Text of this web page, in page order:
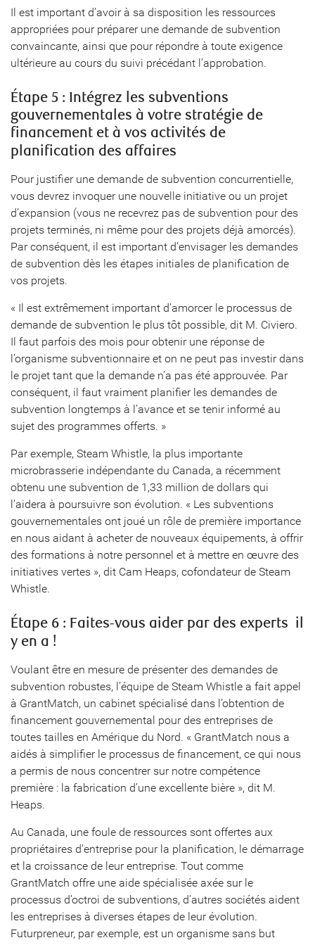
Il est important d’avoir à sa disposition les ressources
appropriées pour préparer une demande de subvention
convaincante, ainsi que pour répondre à toute exigence
ultérieure au cours du suivi précédant l’approbation.
Étape 5 : Intégrez les subventions
gouvernementales à votre stratégie de
financement et à vos activités de
planification des affaires
Pour justifier une demande de subvention concurrentielle,
vous devrez invoquer une nouvelle initiative ou un projet
d’expansion (vous ne recevrez pas de subvention pour des
projets terminés, ni même pour des projets déjà amorcés).
Par conséquent, il est important d’envisager les demandes
de subvention dès les étapes initiales de planification de
vos projets.
« Il est extrêmement important d’amorcer le processus de
demande de subvention le plus tôt possible, dit M. Civiero.
Il faut parfois des mois pour obtenir une réponse de
l’organisme subventionnaire et on ne peut pas investir dans
le projet tant que la demande n’a pas été approuvée. Par
conséquent, il faut vraiment planifier les demandes de
subvention longtemps à l’avance et se tenir informé au
sujet des programmes offerts. »
Par exemple, Steam Whistle, la plus importante
microbrasserie indépendante du Canada, a récemment
obtenu une subvention de 1,33 million de dollars qui
l’aidera à poursuivre son évolution. « Les subventions
gouvernementales ont joué un rôle de première importance
en nous aidant à acheter de nouveaux équipements, à offrir
des formations à notre personnel et à mettre en œuvre des
initiatives vertes », dit Cam Heaps, cofondateur de Steam
Whistle.
Étape 6 : Faites-vous aider par des experts  il
y en a !
Voulant être en mesure de présenter des demandes de
subvention robustes, l’équipe de Steam Whistle a fait appel
à GrantMatch, un cabinet spécialisé dans l’obtention de
financement gouvernemental pour des entreprises de
toutes tailles en Amérique du Nord. « GrantMatch nous a
aidés à simplifier le processus de financement, ce qui nous
a permis de nous concentrer sur notre compétence
première : la fabrication d’une excellente bière », dit M.
Heaps.
Au Canada, une foule de ressources sont offertes aux
propriétaires d’entreprise pour la planification, le démarrage
et la croissance de leur entreprise. Tout comme
GrantMatch offre une aide spécialisée axée sur le
processus d’octroi de subventions, d’autres sociétés aident
les entreprises à diverses étapes de leur évolution.
Futurpreneur, par exemple, est un organisme sans but